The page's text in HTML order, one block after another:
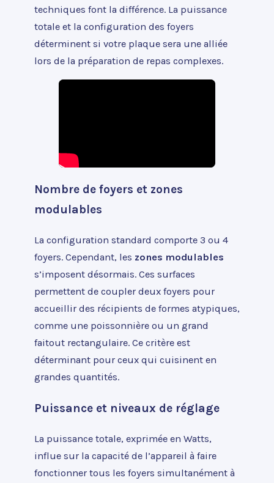
techniques font la différence. La puissance
totale et la configuration des foyers
déterminent si votre plaque sera une alliée
lors de la préparation de repas complexes.
Nombre de foyers et zones
modulables
La configuration standard comporte 3 ou 4
foyers. Cependant, les zones modulables
s’imposent désormais. Ces surfaces
permettent de coupler deux foyers pour
accueillir des récipients de formes atypiques,
comme une poissonnière ou un grand
faitout rectangulaire. Ce critère est
déterminant pour ceux qui cuisinent en
grandes quantités.
Puissance et niveaux de réglage
La puissance totale, exprimée en Watts,
influe sur la capacité de l’appareil à faire
fonctionner tous les foyers simultanément à